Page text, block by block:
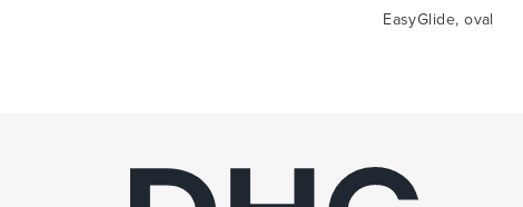
EasyGlide, oval